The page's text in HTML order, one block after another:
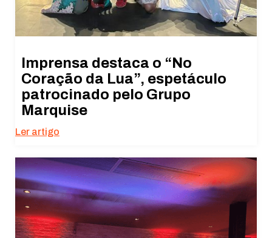
Imprensa destaca o “No
Coração da Lua”, espetáculo
patrocinado pelo Grupo
Marquise
Ler artigo